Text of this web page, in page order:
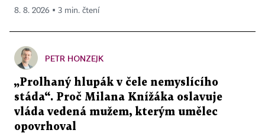
8. 8. 2026 ▪ 3 min. čtení
PETR HONZEJK
„Prolhaný hlupák v čele nemyslícího
stáda“. Proč Milana Knížáka oslavuje
vláda vedená mužem, kterým umělec
opovrhoval